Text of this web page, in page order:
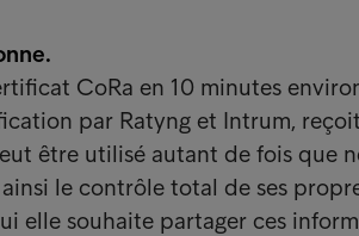
CoRa en 10 minutes
par Ratyng et Intrum,
être utilisé autant de fois que
le contrôle total de ses
elle souhaite partager ces